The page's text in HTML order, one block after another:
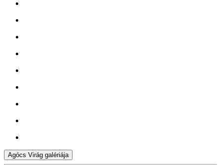
Agócs Virág galériája